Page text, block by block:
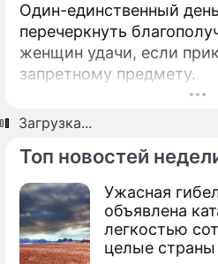
Топ новостей
Ужасная
объявлена
легкостью
целые страны
Один-единственный
перечеркнуть
женщин удачи, если
запретному предмету.
Загрузка...